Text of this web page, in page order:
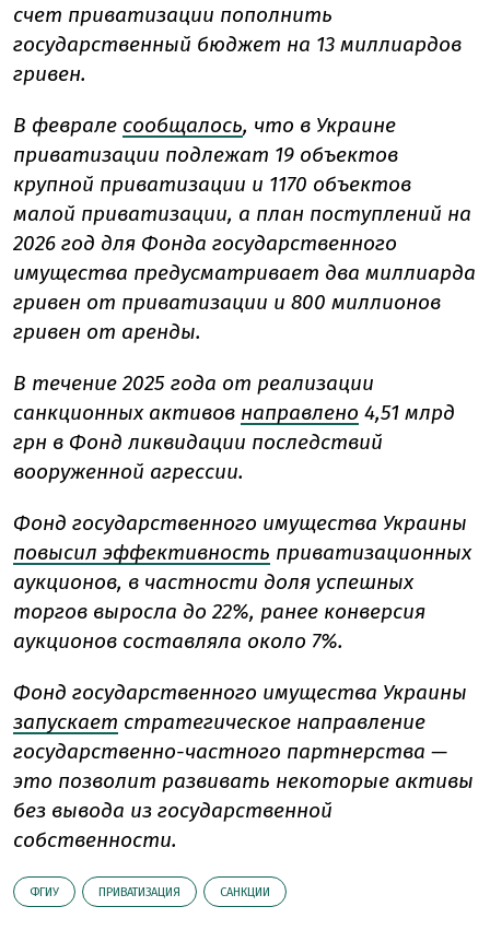
счет приватизации пополнить
государственный бюджет на 13 миллиардов
гривен.
В феврале сообщалось, что в Украине
приватизации подлежат 19 объектов
крупной приватизации и 1170 объектов
малой приватизации, а план поступлений на
2026 год для Фонда государственного
имущества предусматривает два миллиарда
гривен от приватизации и 800 миллионов
гривен от аренды.
В течение 2025 года от реализации
санкционных активов направлено 4,51 млрд
грн в Фонд ликвидации последствий
вооруженной агрессии.
Фонд государственного имущества Украины
повысил эффективность приватизационных
аукционов, в частности доля успешных
торгов выросла до 22%, ранее конверсия
аукционов составляла около 7%.
Фонд государственного имущества Украины
запускает стратегическое направление
государственно-частного партнерства —
это позволит развивать некоторые активы
без вывода из государственной
собственности.
ФГИУ ПРИВАТИЗАЦИЯ САНКЦИИ